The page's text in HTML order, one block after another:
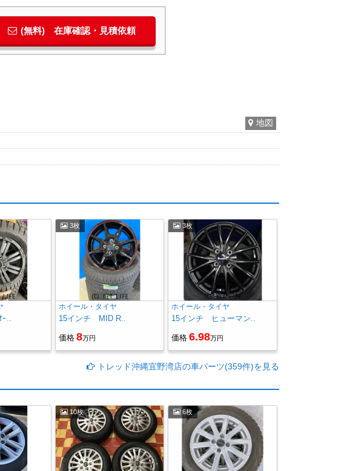
(無料) 在庫確認・見積依頼
地図
..
3枚
ホイール・タイヤ
15インチ MID R..
価格 8万円
3枚
ホイール・タイヤ
15インチ ヒューマン..
価格 6.98万円
トレッド沖縄宜野湾店の車パーツ(359件)を見る
10枚 6枚